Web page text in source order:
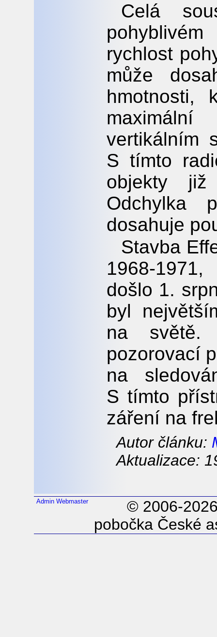
Celá
rychlost
může
vertikálním
S tímto
objekty
Odchylka
dosahuje
Stavba
1968-
došlo 1.
byl
na světě.
pozorovací
na
S tímto
záření na
Autor článku:
Aktualizace:
Admin Webmaster
© 2006-
pobočka České